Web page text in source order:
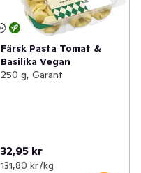
Färsk Pasta Tomat &
Basilika Vegan
250 g, Garant
32,95 kr
131,80 kr /kg